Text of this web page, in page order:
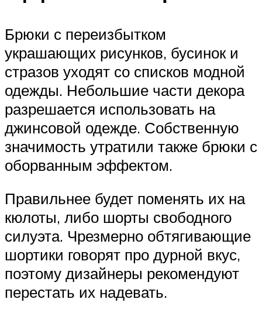
Брюки с переизбытком
украшающих рисунков, бусинок и
стразов уходят со списков модной
одежды. Небольшие части декора
разрешается использовать на
джинсовой одежде. Собственную
значимость утратили также брюки с
оборванным эффектом.
Правильнее будет поменять их на
кюлоты, либо шорты свободного
силуэта. Чрезмерно обтягивающие
шортики говорят про дурной вкус,
поэтому дизайнеры рекомендуют
перестать их надевать.